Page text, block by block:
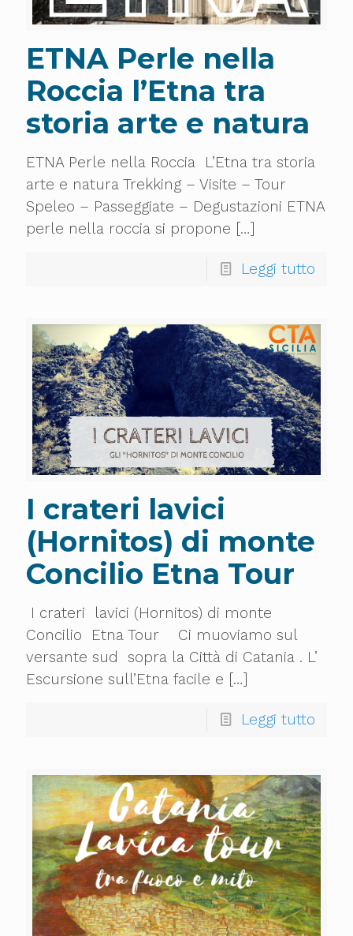
ETNA Perle nella
Roccia l’Etna tra
storia arte e natura
ETNA Perle nella Roccia L’Etna tra storia
arte e natura Trekking – Visite – Tour
Speleo – Passeggiate – Degustazioni ETNA
perle nella roccia si propone […]
Leggi tutto
I crateri lavici
(Hornitos) di monte
Concilio Etna Tour
I crateri lavici (Hornitos) di monte
Concilio Etna Tour Ci muoviamo sul
versante sud sopra la Città di Catania . L’
Escursione sull’Etna facile e […]
Leggi tutto